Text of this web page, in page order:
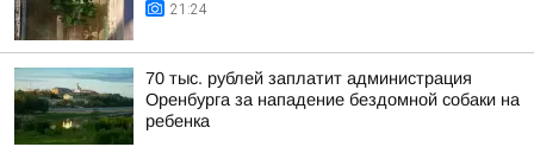
21:24
70 тыс. рублей заплатит администрация
Оренбурга за нападение бездомной собаки на
ребенка